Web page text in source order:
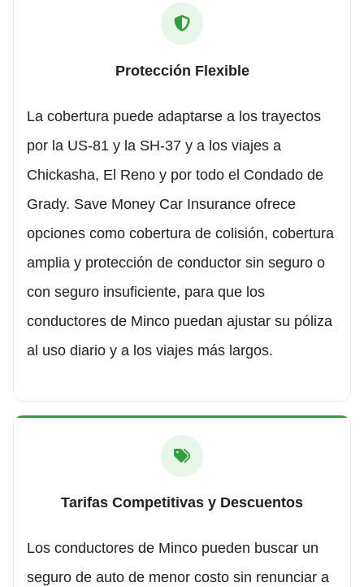
Protección Flexible
La cobertura puede adaptarse a los trayectos
por la US-81 y la SH-37 y a los viajes a
Chickasha, El Reno y por todo el Condado de
Grady. Save Money Car Insurance ofrece
opciones como cobertura de colisión, cobertura
amplia y protección de conductor sin seguro o
con seguro insuficiente, para que los
conductores de Minco puedan ajustar su póliza
al uso diario y a los viajes más largos.
Tarifas Competitivas y Descuentos
Los conductores de Minco pueden buscar un
seguro de auto de menor costo sin renunciar a